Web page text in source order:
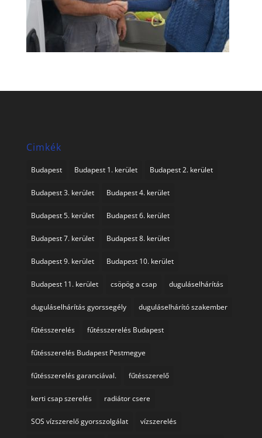
Cimkék
Budapest Budapest 1. kerület Budapest 2. kerület
Budapest 3. kerület Budapest 4. kerület
Budapest 5. kerület Budapest 6. kerület
Budapest 7. kerület Budapest 8. kerület
Budapest 9. kerület Budapest 10. kerület
Budapest 11. kerület csöpög a csap duguláselhárítás
duguláselhárítás gyorssegély duguláselhárító szakember
fűtésszerelés fűtésszerelés Budapest
fűtésszerelés Budapest Pestmegye
fűtésszerelés garanciával. fűtésszerelő
kerti csap szerelés radiátor csere
SOS vízszerelő gyorsszolgálat vízszerelés